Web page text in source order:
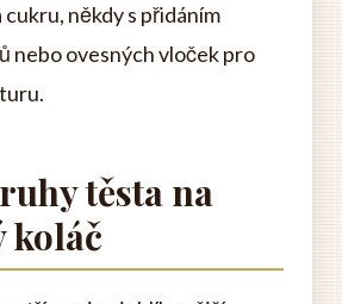
cukru, někdy s přidáním
nebo ovesných vloček pro
těsta na
koláč